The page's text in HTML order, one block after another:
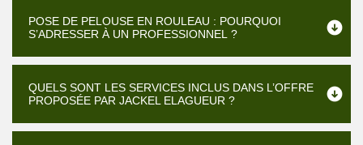
POSE DE PELOUSE EN ROULEAU : POURQUOI
S’ADRESSER À UN PROFESSIONNEL ?
QUELS SONT LES SERVICES INCLUS DANS L’OFFRE
PROPOSÉE PAR JACKEL ELAGUEUR ?